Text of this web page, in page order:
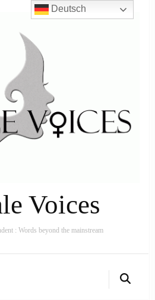
Voices
: Words beyond the mainstream
Deutsch